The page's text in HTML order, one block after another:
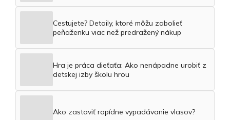
Cestujete? Detaily, ktoré môžu zabolieť
peňaženku viac než predražený nákup
Hra je práca dieťaťa: Ako nenápadne urobiť z
detskej izby školu hrou
Ako zastaviť rapídne vypadávanie vlasov?